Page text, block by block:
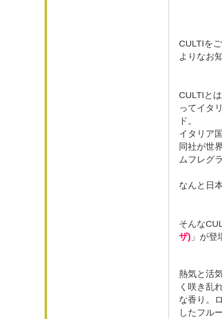
CULTIを
よりなお
CULTIと
ってイタ
ド。
イタリア
同社が世
ムフレグ
なんと日
そんな
ザ) 」が登
熱気と活
く咲き乱
な香り。
したフル